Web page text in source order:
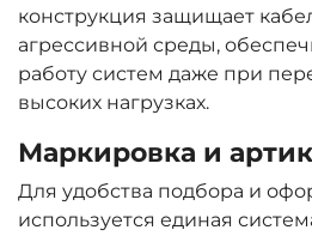
конструкция защищает
агрессивной среды,
работу систем даже при
высоких нагрузках.
Маркировка и
Для удобства подбора и
используется единая